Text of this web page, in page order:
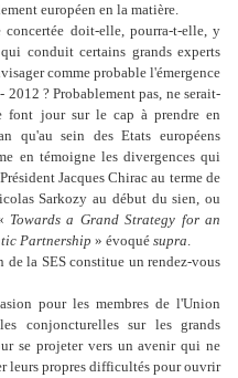
européen en la matière.
doit-elle, pourra-t-elle, y
conduit certains grands experts
comme probable l'émergence
? Probablement pas, ne serait-
font jour sur le cap à prendre en
qu'au sein des Etats européens
en témoigne les divergences qui
Jacques Chirac au terme de
Sarkozy au début du sien, ou
Towards a Grand Strategy for an
Partnership » évoqué supra.
la SES constitue un rendez-vous
pour les membres de l'Union
conjoncturelles sur les grands
se projeter vers un avenir qui ne
leurs propres difficultés pour ouvrir